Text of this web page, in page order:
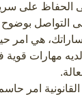
الحفاظ على
التواصل بوضوح
هي امر
مهارات قوية
القانونية